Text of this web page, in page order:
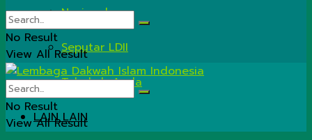
Nasional
Seputar LDII
Tahukah Anda
LAIN LAIN
No Result
View All Result
No Result
View All Result